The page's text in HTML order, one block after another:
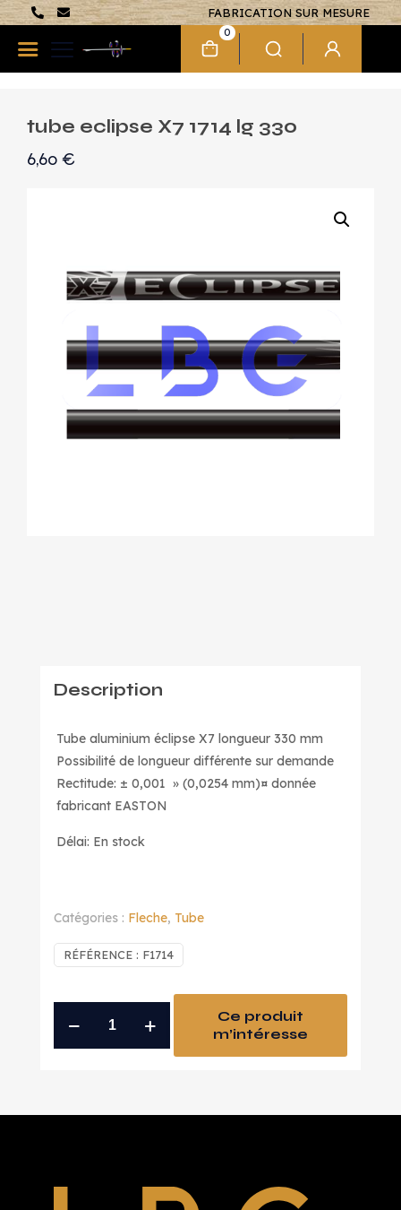
FABRICATION SUR MESURE
0
tube eclipse X7 1714 lg 330
6,60 €
Description
Tube aluminium éclipse X7 longueur 330 mm
Possibilité de longueur différente sur demande
Rectitude: ± 0,001 » (0,0254 mm)¤ donnée
fabricant EASTON
Délai: En stock
Catégories : Fleche, Tube
RÉFÉRENCE : F1714
Ce produit
m’intéresse